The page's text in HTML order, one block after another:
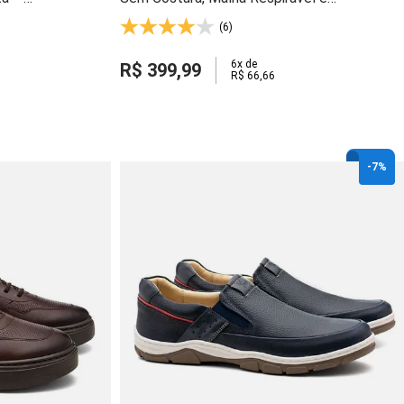
Solado Gel Light - 60805
(6)
R$ 399,99 6x de
R$ 66 ,66
-7%